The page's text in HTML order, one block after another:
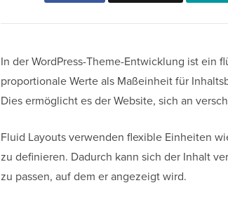
In der WordPress-Theme-Entwicklung ist ein
proportionale Werte als Maßeinheit für
Dies ermöglicht es der Website, sich an
Fluid Layouts verwenden flexible Einheiten
zu definieren. Dadurch kann sich der Inhalt
zu passen, auf dem er angezeigt wird.